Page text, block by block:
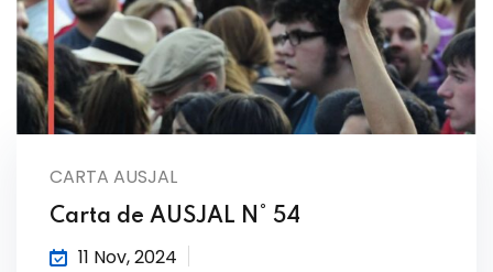
CARTA AUSJAL
Carta de AUSJAL N° 54
11 Nov, 2024